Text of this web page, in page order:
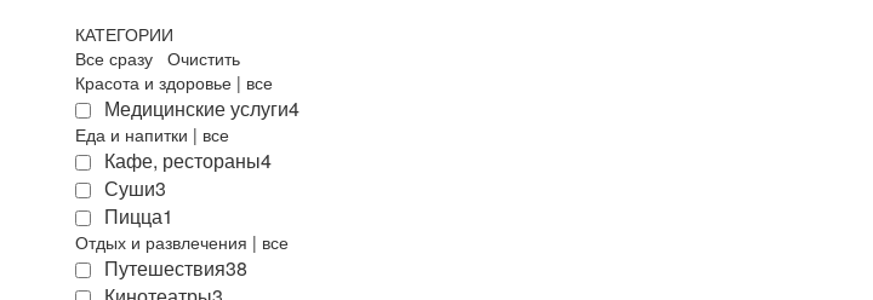
КАТЕГОРИИ
Все сразу Очистить
Красота и здоровье | все
Медицинские услуги4
Еда и напитки | все
Кафе, рестораны4
Суши3
Пицца1
Отдых и развлечения | все
Путешествия38